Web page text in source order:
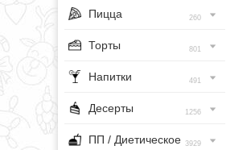
Пицца 260
Торты 801
Напитки 491
Десерты 1256
ПП / Диетическое 3929